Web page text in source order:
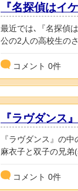
『名探偵はイ
最近では､『名探偵
公の2人の高校生の
コメント 0件
『ラヴダンス
『ラヴダンス』の
麻衣子と双子の兄弟
コメント 0件